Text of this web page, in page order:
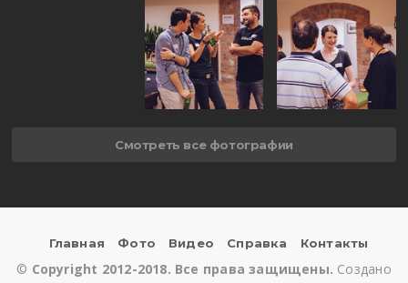
Смотреть все фотографии
Главная Фото Видео Справка Контакты
© Copyright 2012-2018. Все права защищены. Создано